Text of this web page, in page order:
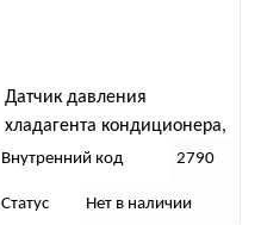
Датчик давления
хладагента кондиционера,
DIAVIA 043118/1
Внутренний код 2790
Статус Нет в наличии